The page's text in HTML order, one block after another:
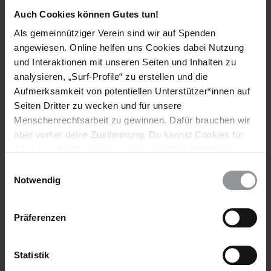
Auch Cookies können Gutes tun!
Als gemeinnütziger Verein sind wir auf Spenden
angewiesen. Online helfen uns Cookies dabei Nutzung
und Interaktionen mit unseren Seiten und Inhalten zu
analysieren, „Surf-Profile“ zu erstellen und die
Aufmerksamkeit von potentiellen Unterstützer*innen auf
Seiten Dritter zu wecken und für unsere
Menschenrechtsarbeit zu gewinnen. Dafür brauchen wir
aber vorher deine Zustimmung. Du kannst Cookies für
wieder ändern. Diesen Banner kannst Du über den Link
Notwendig
Präferenzen
Statistik
abzuändern.
Weitere Informationen
Länder
Burkina Faso
Gesundheit